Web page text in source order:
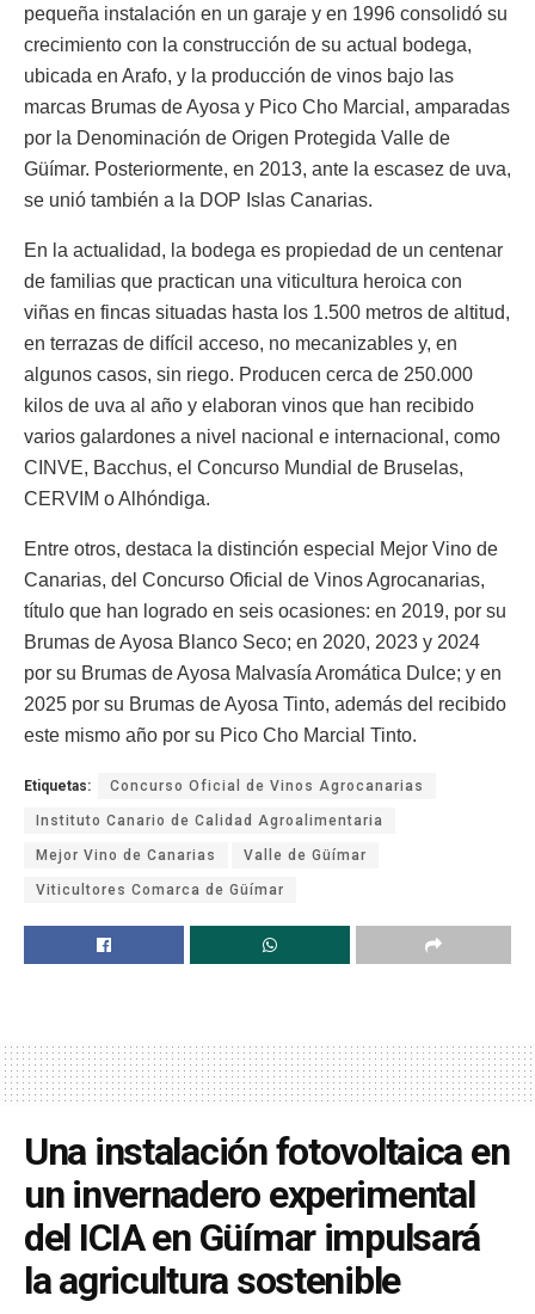
pequeña instalación en un garaje y en 1996 consolidó su
crecimiento con la construcción de su actual bodega,
ubicada en Arafo, y la producción de vinos bajo las
marcas Brumas de Ayosa y Pico Cho Marcial, amparadas
por la Denominación de Origen Protegida Valle de
Güímar. Posteriormente, en 2013, ante la escasez de uva,
se unió también a la DOP Islas Canarias.
En la actualidad, la bodega es propiedad de un centenar
de familias que practican una viticultura heroica con
viñas en fincas situadas hasta los 1.500 metros de altitud,
en terrazas de difícil acceso, no mecanizables y, en
algunos casos, sin riego. Producen cerca de 250.000
kilos de uva al año y elaboran vinos que han recibido
varios galardones a nivel nacional e internacional, como
CINVE, Bacchus, el Concurso Mundial de Bruselas,
CERVIM o Alhóndiga.
Entre otros, destaca la distinción especial Mejor Vino de
Canarias, del Concurso Oficial de Vinos Agrocanarias,
título que han logrado en seis ocasiones: en 2019, por su
Brumas de Ayosa Blanco Seco; en 2020, 2023 y 2024
por su Brumas de Ayosa Malvasía Aromática Dulce; y en
2025 por su Brumas de Ayosa Tinto, además del recibido
este mismo año por su Pico Cho Marcial Tinto.
Etiquetas: Concurso Oficial de Vinos Agrocanarias
Instituto Canario de Calidad Agroalimentaria
Mejor Vino de Canarias Valle de Güímar
Viticultores Comarca de Güímar
Una instalación fotovoltaica en
un invernadero experimental
del ICIA en Güímar impulsará
la agricultura sostenible